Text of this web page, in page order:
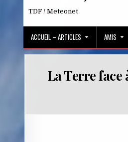
TDF / Meteonet
ACCUEIL – ARTICLES AMIS
La Terre